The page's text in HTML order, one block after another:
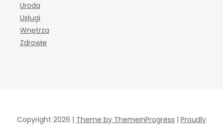
Uroda
Usługi
Wnętrza
Zdrowie
Copyright 2026 | Theme by ThemeinProgress | Proudly